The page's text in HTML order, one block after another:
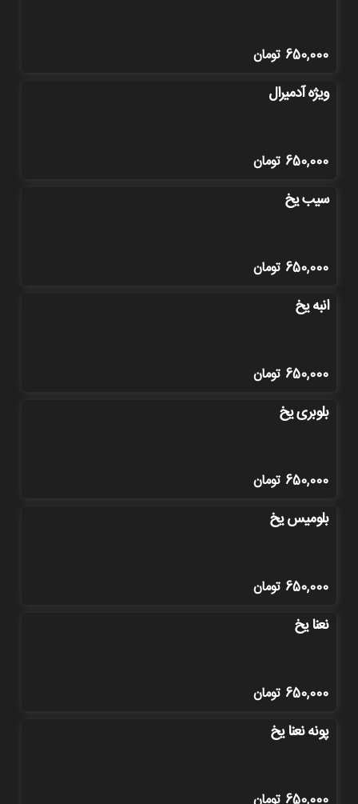
650,000 تومان
ویژه آدمیرال
650,000 تومان
سیب یخ
650,000 تومان
انبه یخ
650,000 تومان
بلوبری یخ
650,000 تومان
بلومیس یخ
650,000 تومان
نعنا یخ
650,000 تومان
پونه نعنا یخ